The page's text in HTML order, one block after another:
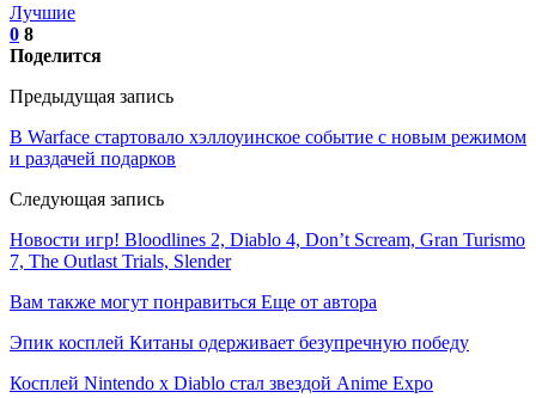
Лучшие
0 8
Поделится
Предыдущая запись
В Warface стартовало хэллоуинское событие с новым режимом
и раздачей подарков
Следующая запись
Новости игр! Bloodlines 2, Diablo 4, Don’t Scream, Gran Turismo
7, The Outlast Trials, Slender
Вам также могут понравиться Еще от автора
Эпик косплей Китаны одерживает безупречную победу
Косплей Nintendo x Diablo стал звездой Anime Expo